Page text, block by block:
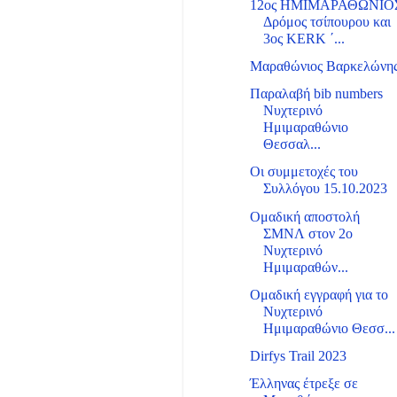
12ος
Δρόμος τσίπουρου και
3ος KERK ΄...
Μαραθώνιος
Παραλαβή bib numbers
Νυχτερινό
Ημιμαραθώνιο
Θεσσαλ...
Οι συμμετοχές του
Συλλόγου 15.10.2023
Ομαδική αποστολή
ΣΜΝΛ στον 2ο
Νυχτερινό
Ημιμαραθών...
Ομαδική εγγραφή για το
Νυχτερινό
Ημιμαραθώνιο Θεσσ...
Dirfys Trail 2023
Έλληνας έτρεξε σε